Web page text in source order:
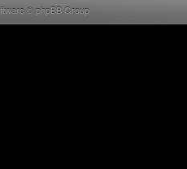
© phpBB Group